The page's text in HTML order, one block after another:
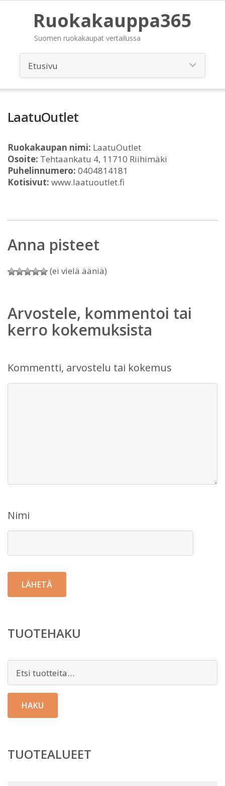
Ruokakauppa365
Suomen ruokakaupat vertailussa
LaatuOutlet
Ruokakaupan nimi: LaatuOutlet
Osoite: Tehtaankatu 4, 11710 Riihimäki
Puhelinnumero: 0404814181
Kotisivut: www.laatuoutlet.fi
Anna pisteet
(ei vielä ääniä)
Arvostele, kommentoi tai
kerro kokemuksista
Kommentti, arvostelu tai kokemus
Nimi
TUOTEHAKU
HAKU
TUOTEALUEET